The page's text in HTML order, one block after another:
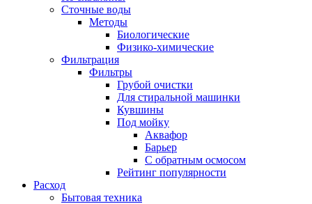
Сточные воды
Методы
Биологические
Физико-химические
Фильтрация
Фильтры
Грубой очистки
Для стиральной машинки
Кувшины
Под мойку
Аквафор
Барьер
С обратным осмосом
Рейтинг популярности
Расход
Бытовая техника